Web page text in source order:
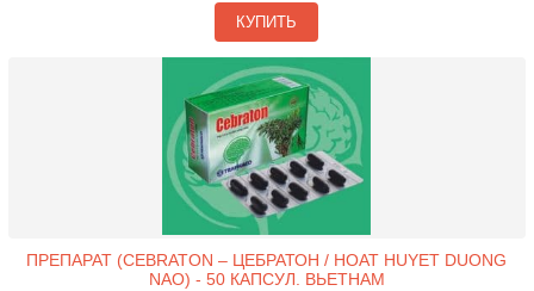
КУПИТЬ
ПРЕПАРАТ (CEBRATON – ЦЕБРАТОН / HOAT HUYET DUONG
NAO) - 50 КАПСУЛ. ВЬЕТНАМ